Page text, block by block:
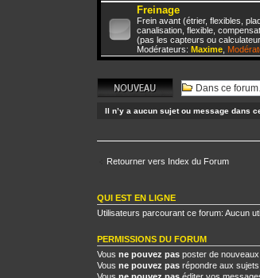
Freinage
Frein avant (étrier, flexibles,
canalisation, flexible,
(pas les capteurs ou
Modérateurs: Maxime
Écrire un nouveau
sujet
Il n’y a aucun sujet ou message dans
Retourner vers Index du Forum
QUI EST EN LIGNE
Utilisateurs parcourant ce forum: Aucun
PERMISSIONS DU FORUM
Vous ne pouvez pas poster de
Vous ne pouvez pas répondre aux sujets